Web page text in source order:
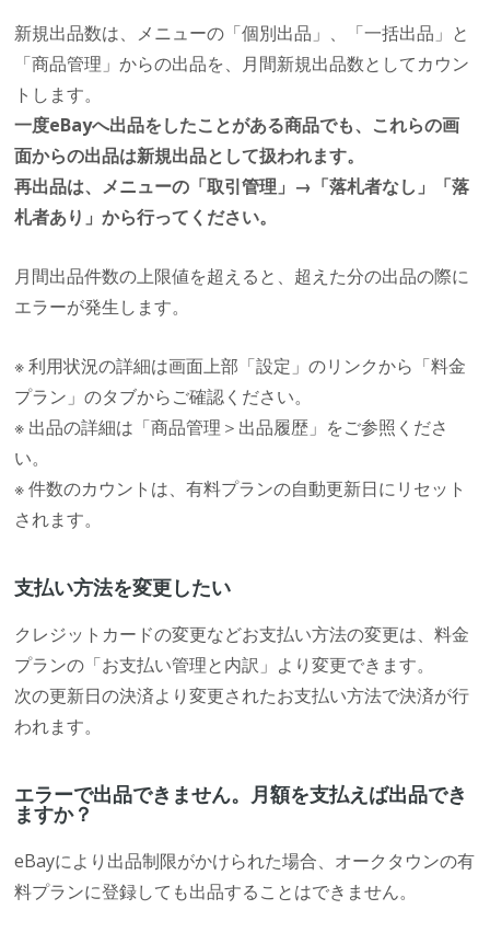
新規出品数は、メニューの「個別出品」、「一括出品」と
「商品管理」からの出品を、月間新規出品数としてカウン
トします。
一度eBayへ出品をしたことがある商品でも、これらの画
面からの出品は新規出品として扱われます。
再出品は、メニューの「取引管理」→「落札者なし」「落
札者あり」から行ってください。
月間出品件数の上限値を超えると、超えた分の出品の際に
エラーが発生します。
※ 利用状況の詳細は画面上部「設定」のリンクから「料金
プラン」のタブからご確認ください。
※ 出品の詳細は「商品管理＞出品履歴」をご参照くださ
い。
※ 件数のカウントは、有料プランの自動更新日にリセット
されます。
支払い方法を変更したい
クレジットカードの変更などお支払い方法の変更は、料金
プランの「お支払い管理と内訳」より変更できます。
次の更新日の決済より変更されたお支払い方法で決済が行
われます。
エラーで出品できません。月額を支払えば出品でき
ますか？
eBayにより出品制限がかけられた場合、オークタウンの有
料プランに登録しても出品することはできません。